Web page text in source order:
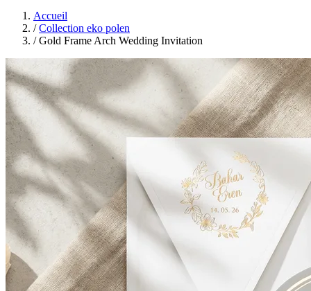
Accueil
/ Collection eko polen
/ Gold Frame Arch Wedding Invitation